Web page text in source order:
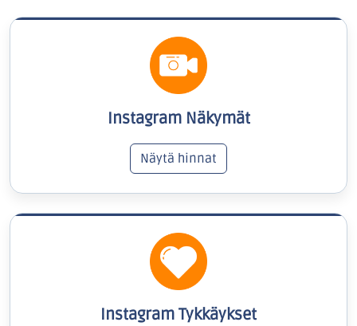
Instagram Näkymät
Näytä hinnat
Instagram Tykkäykset